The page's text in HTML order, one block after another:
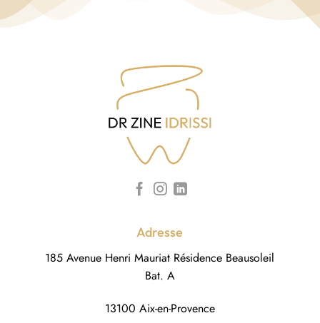
o
Adresse
185 Avenue Henri Mauriat Résidence Beausoleil
Bat. A
13100 Aix-en-Provence